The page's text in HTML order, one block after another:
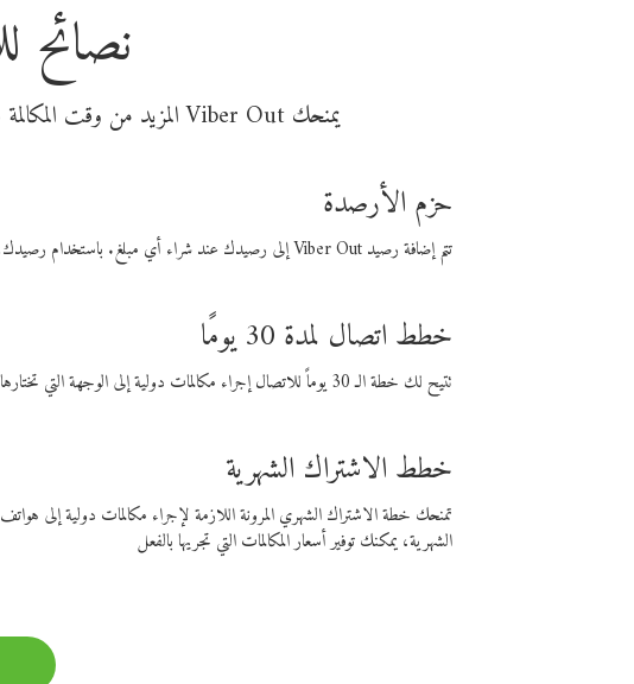
نصائح
يمنحك Viber Out المزيد من وقت المكالمة مقابل تكلفة أقل من المال. اختر من أحد خيارات الاتصال المرنة ذات السعر المنخفض:
حزم الأرصدة
تتم إضافة رصيد Viber Out إلى رصيدك عند شراء أي مبلغ. باستخدام رصيدك، يمكنك إجراء مكالمات إلى أي رقم في العالم بأسعار فايبر المنخفضة.
خطط اتصال لمدة 30 يومًا
تتيح لك خطة الـ 30 يوماً للاتصال إجراء مكالمات دولية إلى الوجهة التي تختارها لمدة 30 يوماً بأسعار فايبر المنخفضة.
خطط الاشتراك الشهرية
تمنحك خطة الاشتراك الشهري المرونة اللازمة لإجراء مكالمات دولية
الشهرية، يمكنك توفير أسعار المكالمات التي تجريها بالفعل